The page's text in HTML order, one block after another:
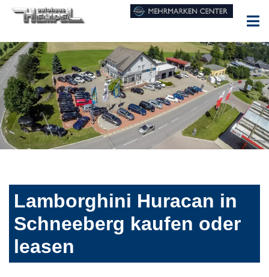
Lamborghini Huracan in
Schneeberg kaufen oder
leasen